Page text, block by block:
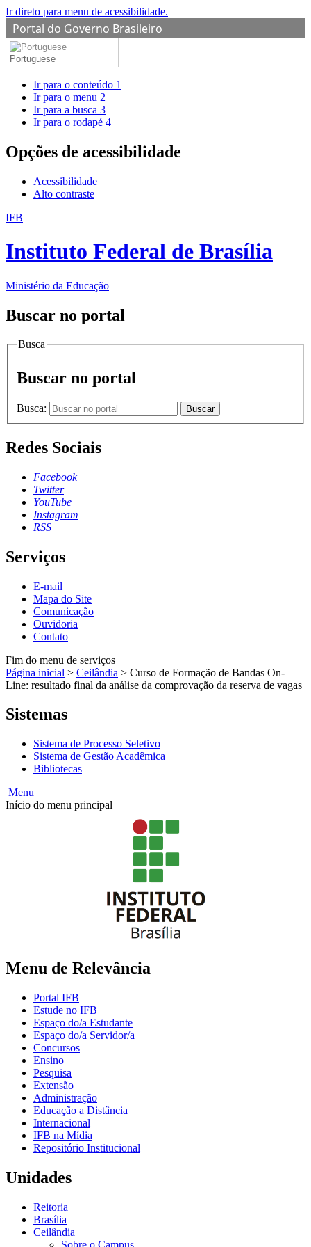
Ir direto para menu de acessibilidade.
Portal do Governo Brasileiro
Portuguese
Ir para o conteúdo 1
Ir para o menu 2
Ir para a busca 3
Ir para o rodapé 4
Opções de acessibilidade
Acessibilidade
Alto contraste
IFB
Instituto Federal de Brasília
Ministério da Educação
Buscar no portal
Busca
Buscar no portal
Busca: Buscar
Redes Sociais
Facebook
Twitter
YouTube
Instagram
RSS
Serviços
E-mail
Mapa do Site
Comunicação
Ouvidoria
Contato
Fim do menu de serviços
Página inicial > Ceilândia > Curso de Formação de Bandas On-
Line: resultado final da análise da comprovação da reserva de vagas
Sistemas
Sistema de Processo Seletivo
Sistema de Gestão Acadêmica
Bibliotecas
Menu
Início do menu principal
Menu de Relevância
Portal IFB
Estude no IFB
Espaço do/a Estudante
Espaço do/a Servidor/a
Concursos
Ensino
Pesquisa
Extensão
Administração
Educação a Distância
Internacional
IFB na Mídia
Repositório Institucional
Unidades
Reitoria
Brasília
Ceilândia
Sobre o Campus